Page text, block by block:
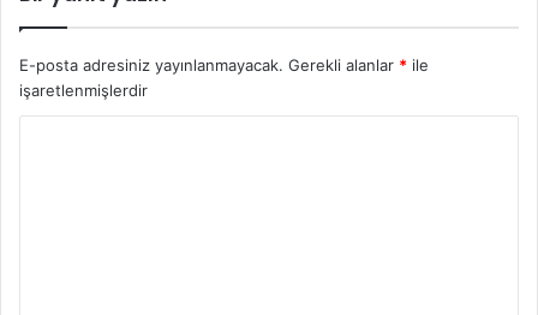
E-posta adresiniz yayınlanmayacak. Gerekli alanlar * ile
işaretlenmişlerdir